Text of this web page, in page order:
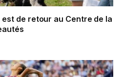
est de retour au Centre de la